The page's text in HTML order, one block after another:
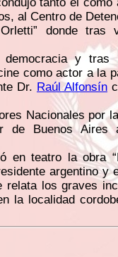
al Centro de
donde tras
y tras
como actor a la
Dr. Raúl Alfonsín
Nacionales por
de Buenos Aires
en teatro la obra
argentino y
relata los graves
la localidad